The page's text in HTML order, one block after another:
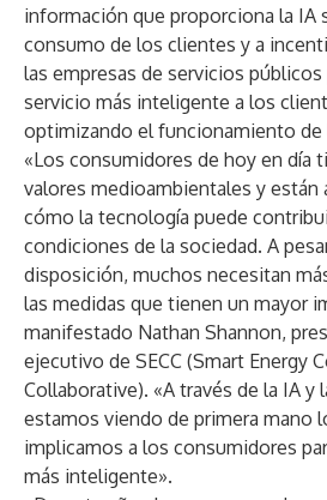
información que proporciona la IA
consumo de los clientes y a
las empresas de servicios
servicio más inteligente a los
optimizando el funcionamiento de
«Los consumidores de hoy en día
valores medioambientales y están
cómo la tecnología puede
condiciones de la sociedad. A
disposición, muchos necesitan
las medidas que tienen un mayor
manifestado Nathan Shannon,
ejecutivo de SECC (Smart Energy
Collaborative). «A través de la IA y
estamos viendo de primera mano
implicamos a los consumidores
más inteligente».